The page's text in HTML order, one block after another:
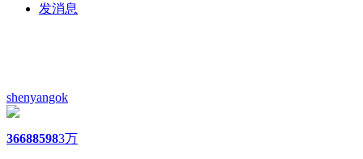
发消息
shenyangok
366885983万